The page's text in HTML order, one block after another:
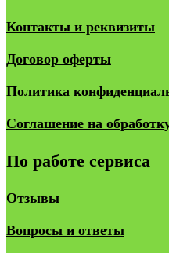
Контакты и реквизиты
Договор оферты
Политика
Соглашение на
По работе сервиса
Отзывы
Вопросы и ответы